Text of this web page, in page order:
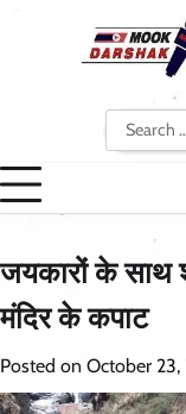
Search
for:
जयकारों के साथ
मंदिर के कपाट
Posted on October 23,